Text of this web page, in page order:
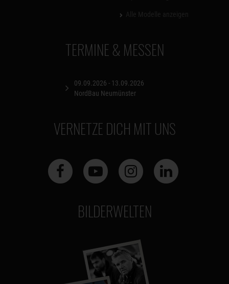
TERMINE & MESSEN
09.09.2026 - 13.09.2026
NordBau Neumünster
VERNETZE DICH MIT UNS
BILDERWELTEN